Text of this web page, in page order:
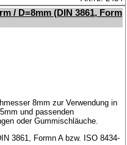
/ D=8mm (DIN 3861, Form
8mm zur Verwendung in
und passenden
oder Gummischläuche.
3861, Formn A bzw. ISO 8434-